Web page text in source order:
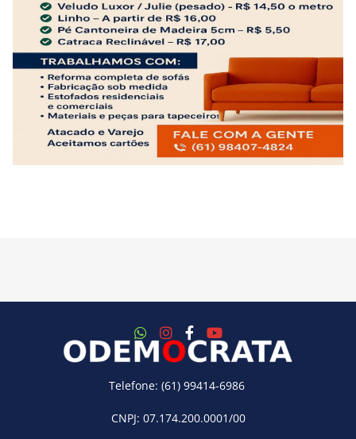
Telefone: (61) 99414-6986
CNPJ: 07.174.200.0001/00